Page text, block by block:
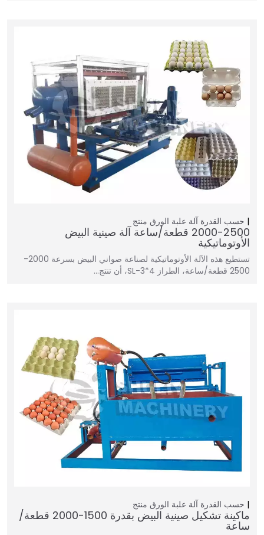
حسب القدرة آلة علبة الورق منتج
2000-2500 قطعة/ساعة آلة صينية البيض
الأوتوماتيكية
تستطيع هذه الآلة الأوتوماتيكية لصناعة صواني البيض بسرعة 2000-
2500 قطعة/ساعة، الطراز SL-3*4، أن تنتج…
حسب القدرة آلة علبة الورق منتج
ماكينة تشكيل صينية البيض بقدرة 1500-2000 قطعة/
ساعة